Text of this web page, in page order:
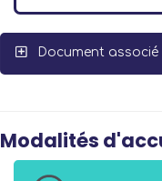
Document associé
Modalités